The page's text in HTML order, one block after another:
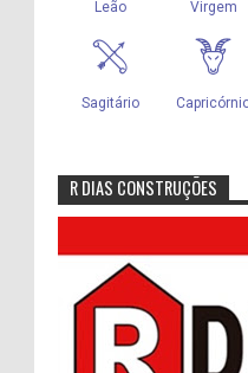
R DIAS CONSTRUÇÕES